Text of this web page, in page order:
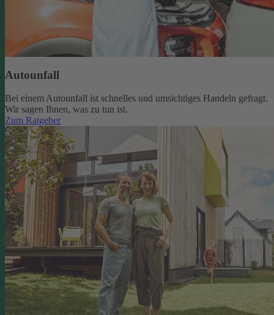
Autounfall
Bei einem Autounfall ist schnelles und umsichtiges Handeln gefragt.
Wir sagen Ihnen, was zu tun ist.
Zum Ratgeber